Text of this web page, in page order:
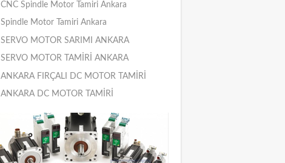
CNC Spindle Motor Tamiri Ankara
Spindle Motor Tamiri Ankara
SERVO MOTOR SARIMI ANKARA
SERVO MOTOR TAMİRİ ANKARA
ANKARA FIRÇALI DC MOTOR TAMİRİ
ANKARA DC MOTOR TAMİRİ